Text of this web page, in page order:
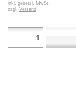
inkl. gesetzl. MwSt.
zzgl. Versand